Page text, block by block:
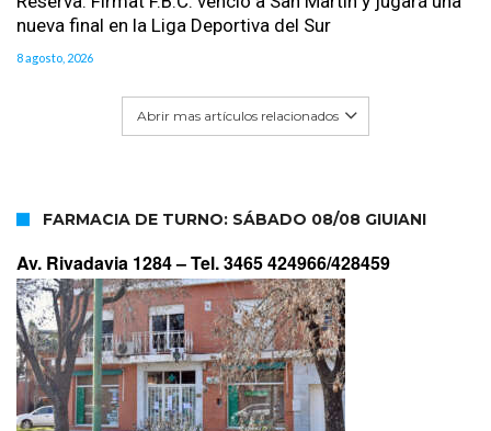
nueva final en la Liga Deportiva del Sur
8 agosto, 2026
Abrir mas artículos relacionados
FARMACIA DE TURNO: SÁBADO 08/08 GIUIANI
Av. Rivadavia 1284 –Tel. 3465 424966/428459